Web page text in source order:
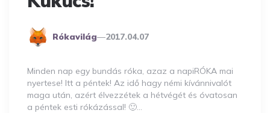
Posted
Rókavilág 2017.04.07
Minden nap egy bundás róka, azaz a napiRÓKA mai
nyertese! Itt a péntek! Az idő hagy némi kívánnivalót
maga után, azért élvezzétek a hétvégét és óvatosan
a péntek esti rókázással! 🙂…